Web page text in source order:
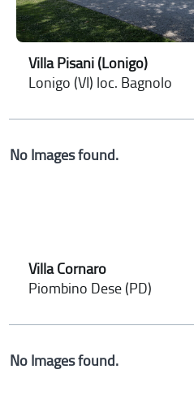
Villa Pisani (Lonigo)
Lonigo (VI) loc. Bagnolo
No Images found.
Villa Cornaro
Piombino Dese (PD)
No Images found.